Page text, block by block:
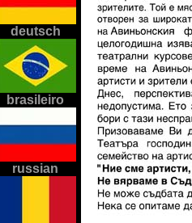
deutsch
brasileiro
russian